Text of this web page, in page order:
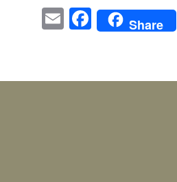
EmailFacebook
Share